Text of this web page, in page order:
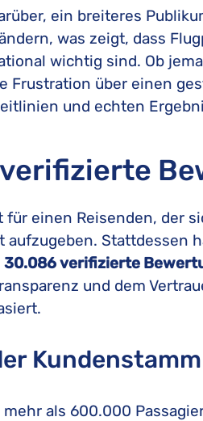
ein breiteres
was zeigt, dass
wichtig sind. Ob
Frustration über einen
und echten
einen Reisenden, der
Stattdessen
30.086 verifizierte
und dem
Kundenstamm
mehr als 600.000